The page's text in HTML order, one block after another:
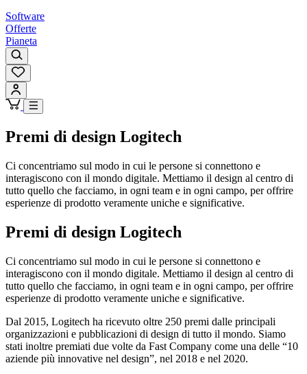
Software
Offerte
Pianeta
Premi di design Logitech
Ci concentriamo sul modo in cui le persone si connettono e
interagiscono con il mondo digitale. Mettiamo il design al centro di
tutto quello che facciamo, in ogni team e in ogni campo, per offrire
esperienze di prodotto veramente uniche e significative.
Premi di design Logitech
Ci concentriamo sul modo in cui le persone si connettono e
interagiscono con il mondo digitale. Mettiamo il design al centro di
tutto quello che facciamo, in ogni team e in ogni campo, per offrire
esperienze di prodotto veramente uniche e significative.
Dal 2015, Logitech ha ricevuto oltre 250 premi dalle principali
organizzazioni e pubblicazioni di design di tutto il mondo. Siamo
stati inoltre premiati due volte da Fast Company come una delle “10
aziende più innovative nel design”, nel 2018 e nel 2020.